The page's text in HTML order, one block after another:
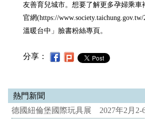
友善育兒城市。想要了解更多孕婦乘
官網(https://
溫暖台中」臉書粉絲專頁。
分享：
熱門新聞
德國紐倫堡國際玩具展 2027年2月2-